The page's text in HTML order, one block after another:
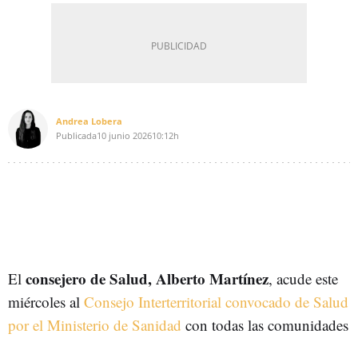
Andrea Lobera
Publicada10 junio 202610:12h
El consejero de Salud, Alberto Martínez, acude este
miércoles al Consejo Interterritorial convocado de Salud
por el Ministerio de Sanidad con todas las comunidades